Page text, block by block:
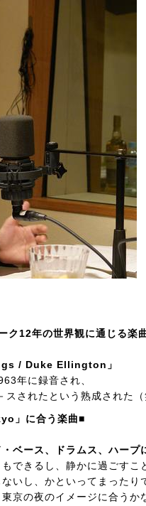
ク12年の世界観に通じる楽
/ Duke Ellington」
年に録音され、
スされたという熟成された
」に合う楽曲■
ベース、ドラムス、ハー
もできるし、静かに過ごす
いし、かといってまったり
京の夜のイメージに合うか